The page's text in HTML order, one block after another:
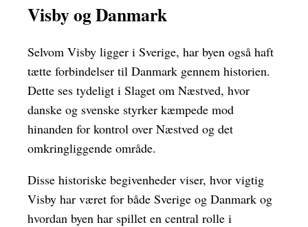
Visby og Danmark
Selvom Visby ligger i Sverige, har byen også haft
tætte forbindelser til Danmark gennem historien.
Dette ses tydeligt i Slaget om Næstved, hvor
danske og svenske styrker kæmpede mod
hinanden for kontrol over Næstved og det
omkringliggende område.
Disse historiske begivenheder viser, hvor vigtig
Visby har været for både Sverige og Danmark og
hvordan byen har spillet en central rolle i